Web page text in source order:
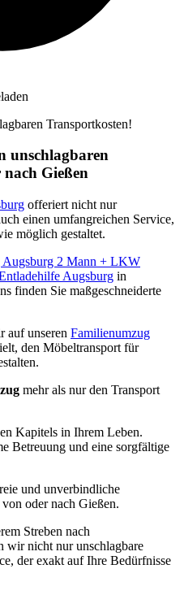
Transportkosten!
unschlagbaren
Gießen
offeriert nicht nur
einen umfangreichen Service,
möglich gestaltet.
Augsburg 2 Mann + LKW
Augsburg in
finden Sie maßgeschneiderte
auf unseren Familienumzug
den Möbeltransport für
mehr als nur den Transport
Kapitels in Ihrem Leben.
Betreuung und eine sorgfältige
und unverbindliche
oder nach Gießen.
Streben nach
wir nicht nur unschlagbare
der exakt auf Ihre Bedürfnisse